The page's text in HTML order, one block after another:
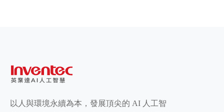
以人與環境永續為本，發展頂尖的 AI 人工智